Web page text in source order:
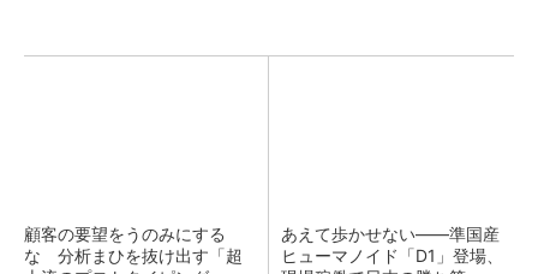
顧客の要望をうのみにする
な 分析まひを抜け出す「超
あえて歩かせない――準国産
ヒューマノイド「D1」登場、